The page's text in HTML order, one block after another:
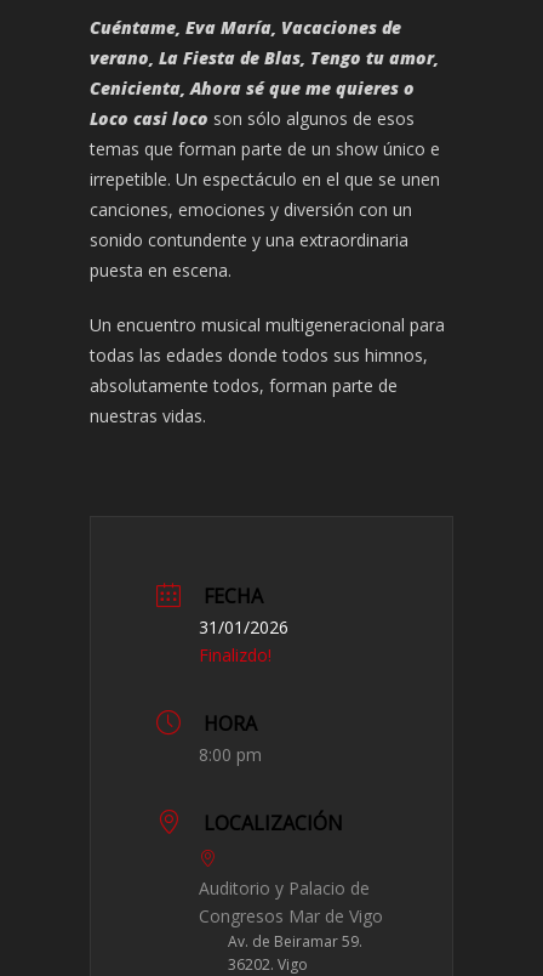
Cuéntame, Eva María, Vacaciones de
verano, La Fiesta de Blas, Tengo tu amor,
Cenicienta, Ahora sé que me quieres o
Loco casi loco son sólo algunos de esos
temas que forman parte de un show único e
irrepetible. Un espectáculo en el que se unen
canciones, emociones y diversión con un
sonido contundente y una extraordinaria
puesta en escena.
Un encuentro musical multigeneracional para
todas las edades donde todos sus himnos,
absolutamente todos, forman parte de
nuestras vidas.
FECHA
31/01/2026
Finalizdo!
HORA
8:00 pm
LOCALIZACIÓN
Auditorio y Palacio de
Congresos Mar de Vigo
Av. de Beiramar 59.
36202. Vigo